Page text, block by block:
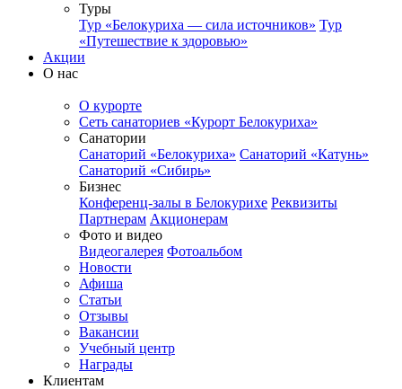
Туры
Тур «Белокуриха — сила источников» Тур
«Путешествие к здоровью»
Акции
О нас
О курорте
Сеть санаториев «Курорт Белокуриха»
Санатории
Санаторий «Белокуриха» Санаторий «Катунь»
Санаторий «Сибирь»
Бизнес
Конференц-залы в Белокурихе Реквизиты
Партнерам Акционерам
Фото и видео
Видеогалерея Фотоальбом
Новости
Афиша
Статьи
Отзывы
Вакансии
Учебный центр
Награды
Клиентам